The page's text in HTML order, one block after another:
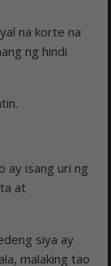
na korte na
ng hindi
ay isang uri ng
at
siya ay
malaking tao